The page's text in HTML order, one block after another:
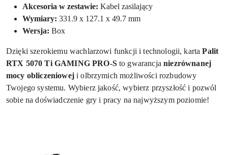
Akcesoria w zestawie: Kabel zasilający
Wymiary: 331.9 x 127.1 x 49.7 mm
Wersja: Box
Dzięki szerokiemu wachlarzowi funkcji i technologii, kartaPalit
RTX 5070 Ti GAMING PRO-Sto gwarancjaniezrównanej
mocy obliczenioweji olbrzymich możliwości rozbudowy
Twojego systemu. Wybierz jakość, wybierz przyszłość i pozwól
sobie na doświadczenie gry i pracy na najwyższym poziomie!